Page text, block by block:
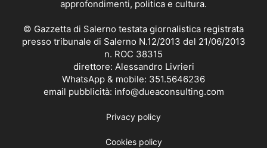
approfondimenti, politica e cultura.
© Gazzetta di Salerno testata giornalistica registrata
presso tribunale di Salerno N.12/2013 del 21/06/2013
n. ROC 38315
direttore: Alessandro Livrieri
WhatsApp & mobile: 351.5646236
email pubblicità: info@dueaconsulting.com
Privacy policy
Cookies policy